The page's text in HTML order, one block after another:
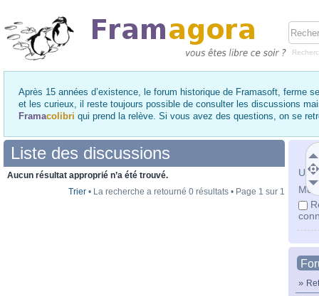
Après 15 années d’existence, le forum historique de Framasoft, ferme
et les curieux, il reste toujours possible de consulter les discussions
Framacolibri qui prend la relève. Si vous avez des questions, on se
Mot
»
Liste des discussions
Aucun résultat approprié n’a été trouvé.
Trier • La recherche a retourné 0 résultats • Page 1 sur 1